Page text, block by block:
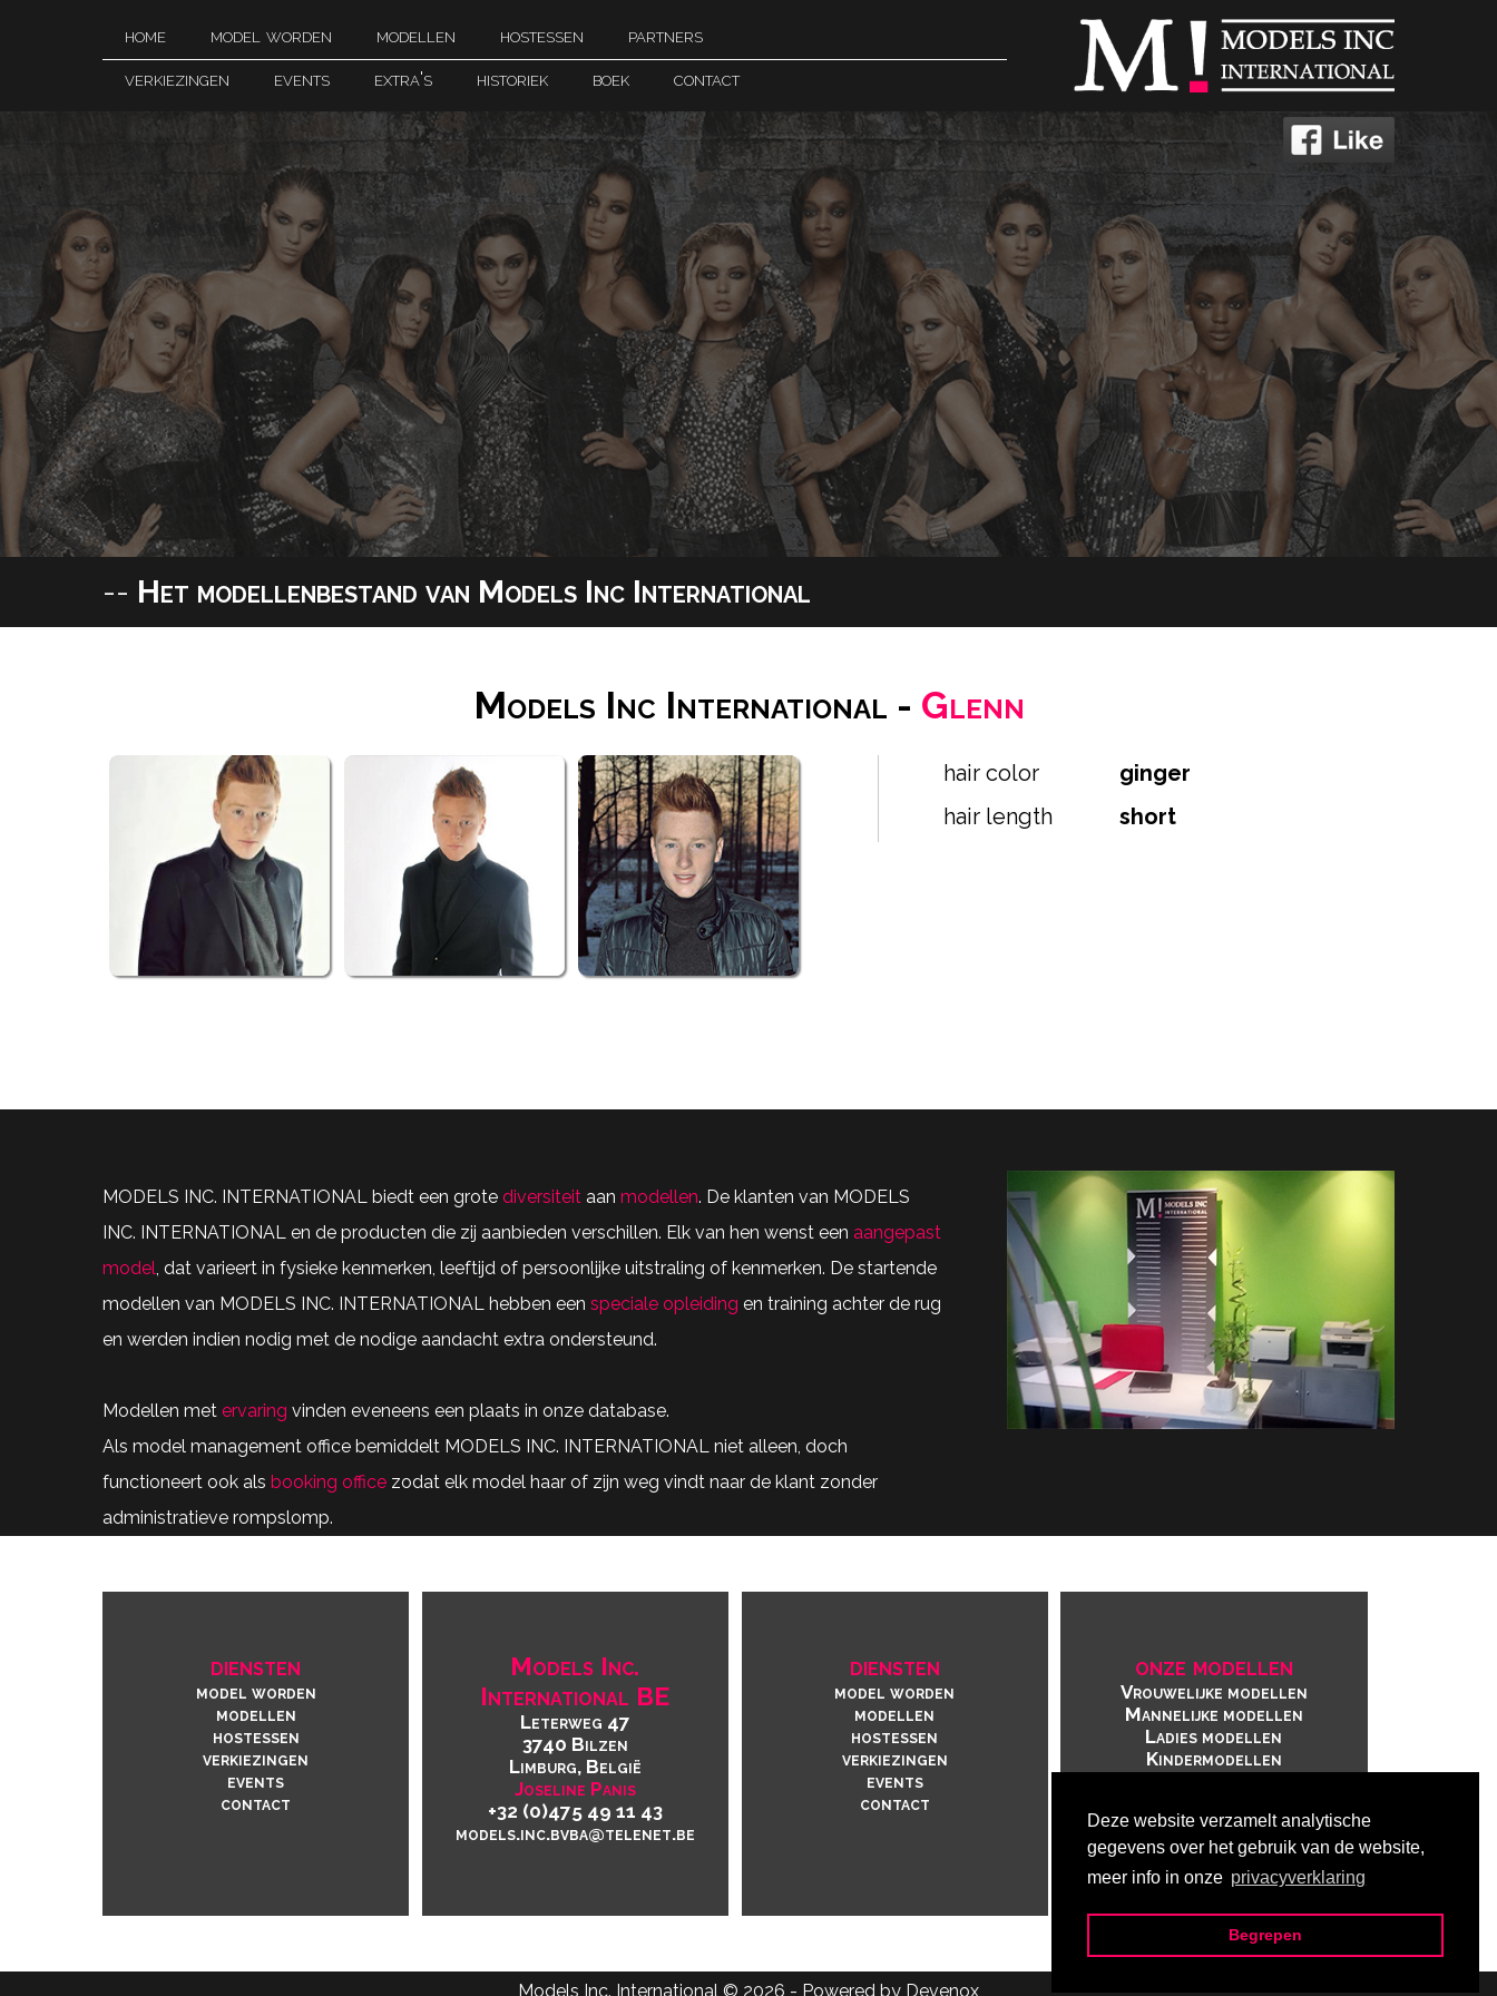
Deze website verzamelt analytische
gegevens over het gebruik van de website,
meer info in onze privacyverklaring
Begrepen
home model worden modellen hostessen
partners
verkiezingen
events extra's historiek boek contact
-- Het modellenbestand van Models Inc International
Models Inc International - Glenn
hair color
ginger
hair length
short
MODELS INC. INTERNATIONAL biedt een grote diversiteit aan modellen. De klanten van MODELS
INC. INTERNATIONAL en de producten die zij aanbieden verschillen. Elk van hen wenst een aangepast
model , dat varieert in fysieke kenmerken, leeftijd of persoonlijke uitstraling of kenmerken. De startende
modellen van MODELS INC. INTERNATIONAL hebben een speciale opleiding en training achter de rug
en werden indien nodig met de nodige aandacht extra ondersteund.
Modellen met ervaring vinden eveneens een plaats in onze database.
Als model management office bemiddelt MODELS INC. INTERNATIONAL niet alleen, doch
functioneert ook als booking office zodat elk model haar of zijn weg vindt naar de klant zonder
administratieve rompslomp.
diensten
model worden
modellen
hostessen
verkiezingen
events
contact
Models Inc.
International BE
Leterweg 47
3740 Bilzen
Limburg, België
Joseline Panis
+32 (0)475 49 11 43
models.inc.bvba@telenet.be
diensten
model worden
modellen
hostessen
verkiezingen
events
contact
onze modellen
Vrouwelijke modellen
Mannelijke modellen
Ladies modellen
Kindermodellen
Models Inc. International © 2026 - Powered by Devenox